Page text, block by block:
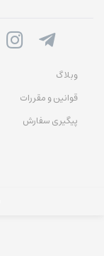
وبلاگ
قوانین و مقررات
پیگیری سفارش